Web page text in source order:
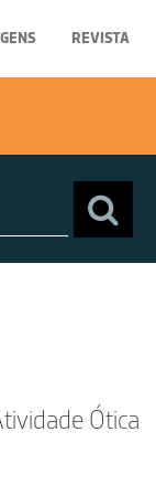
REVISTA
Ótica